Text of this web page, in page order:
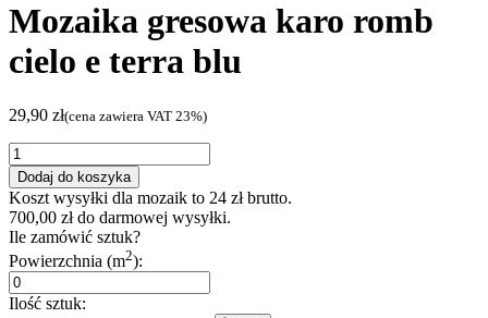
Mozaika gresowa karo romb
cielo e terra blu
29,90 zł(cena zawiera VAT 23%)
ilość
Mozaika
gresowa
karo
romb
cielo
e
terra
blu
Dodaj do koszyka
Koszt wysyłki dla mozaik to 24 złbrutto.
700,00 złdo darmowej wysyłki.
Ile zamówić sztuk?
Powierzchnia (m2):
Ilość sztuk: